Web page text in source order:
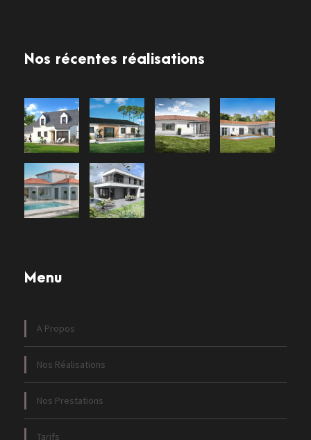
Nos récentes réalisations
Menu
A Propos
Nos Réalisations
Nos Prestations
Tarifs